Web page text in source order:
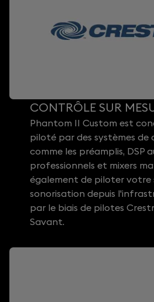
CONTRÔLE SUR
Phantom II Custom est
piloté par des systèmes
comme les préamplis, DSP
professionnels et mixers
également de piloter votre
sonorisation depuis
par le biais de pilotes
Savant.